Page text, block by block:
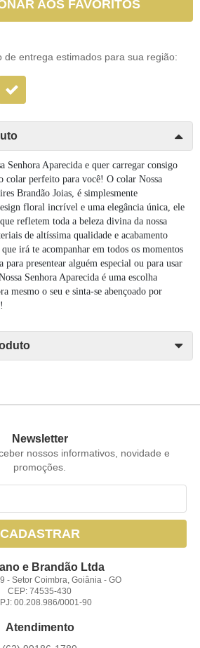
AOS FAVORITOS
de entrega estimados para sua região:
Senhora Aparecida e quer carregar consigo
colar perfeito para você! O colar Nossa
Brandão Joias, é simplesmente
floral incrível e uma elegância única, ele
refletem toda a beleza divina da nossa
de altíssima qualidade e acabamento
irá te acompanhar em todos os momentos
para presentear alguém especial ou para usar
Senhora Aparecida é uma escolha
mesmo o seu e sinta-se abençoado por
Newsletter
nossos informativos, novidade e
promoções.
CADASTRAR
e Brandão Ltda
-Setor Coimbra, Goiânia -GO
CEP: 74535-430
00.208.986/0001-90
Atendimento